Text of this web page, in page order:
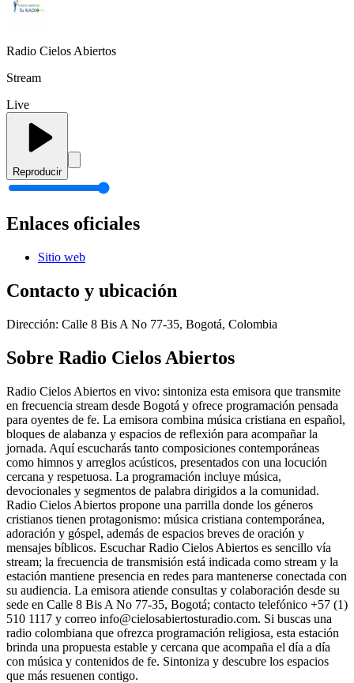
Radio Cielos Abiertos
Stream
Live
Reproducir
Enlaces oficiales
Sitio web
Contacto y ubicación
Dirección: Calle 8 Bis A No 77-35, Bogotá, Colombia
Sobre Radio Cielos Abiertos
Radio Cielos Abiertos en vivo: sintoniza esta emisora que transmite
en frecuencia stream desde Bogotá y ofrece programación pensada
para oyentes de fe. La emisora combina música cristiana en español,
bloques de alabanza y espacios de reflexión para acompañar la
jornada. Aquí escucharás tanto composiciones contemporáneas
como himnos y arreglos acústicos, presentados con una locución
cercana y respetuosa. La programación incluye música,
devocionales y segmentos de palabra dirigidos a la comunidad.
Radio Cielos Abiertos propone una parrilla donde los géneros
cristianos tienen protagonismo: música cristiana contemporánea,
adoración y góspel, además de espacios breves de oración y
mensajes bíblicos. Escuchar Radio Cielos Abiertos es sencillo vía
stream; la frecuencia de transmisión está indicada como stream y la
estación mantiene presencia en redes para mantenerse conectada con
su audiencia. La emisora atiende consultas y colaboración desde su
sede en Calle 8 Bis A No 77-35, Bogotá; contacto telefónico +57 (1)
510 1117 y correo info@cielosabiertosturadio.com. Si buscas una
radio colombiana que ofrezca programación religiosa, esta estación
brinda una propuesta estable y cercana que acompaña el día a día
con música y contenidos de fe. Sintoniza y descubre los espacios
que más resuenen contigo.